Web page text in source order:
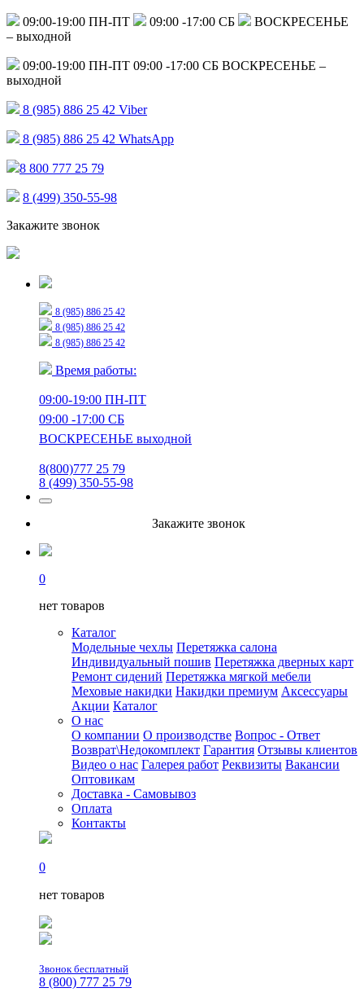
09:00-19:00 ПН-ПТ 09:00 -17:00 СБ
ВОСКРЕСЕНЬЕ
– выходной
09:00-19:00 ПН-ПТ 09:00 -17:00 СБ ВОСКРЕСЕНЬЕ –
выходной
8 (985) 886 25 42 Viber
8 (985) 886 25 42 WhatsApp
8 800 777 25 79
8 (499) 350-55-98
Закажите звонок
8 (985) 886 25 42
8 (985) 886 25 42
8 (985) 886 25 42
Время работы:
09:00-19:00 ПН-ПТ
09:00 -17:00 СБ
ВОСКРЕСЕНЬЕ выходной
8(800)777 25 79
8 (499) 350-55-98
Закажите звонок
0
нет товаров
Каталог
Модельные чехлы Перетяжка салона
Индивидуальный пошив Перетяжка дверных карт
Ремонт сидений Перетяжка мягкой мебели
Меховые накидки Накидки премиум Аксессуары
Акции Каталог
О нас
О компании О производстве Вопрос - Ответ
Возврат\Недокомплект Гарантия Отзывы клиентов
Видео о нас Галерея работ Реквизиты Вакансии
Оптовикам
Доставка - Самовывоз
Оплата
Контакты
0
нет товаров
Звонок бесплатный
8 (800) 777 25 79